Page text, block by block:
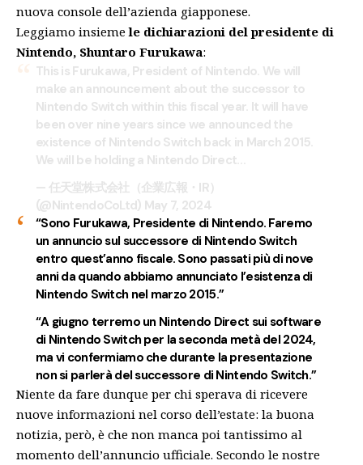
nuova console dell’azienda giapponese.
Leggiamo insiemele dichiarazioni del presidente di
Nintendo, Shuntaro Furukawa:
This is Furukawa, President of Nintendo. We will
make an announcement about the successor to
Nintendo Switch within this fiscal year. It will have
been over nine years since we announced the
existence of Nintendo Switch back in March 2015.
We will be holding a Nintendo Direct…
— 任天堂株式会社（企業広報・IR）
(@NintendoCoLtd) May 7, 2024
“Sono Furukawa, Presidente di Nintendo. Faremo
un annuncio sul successore di Nintendo Switch
entro quest’anno fiscale. Sono passati più di nove
anni da quando abbiamo annunciato l’esistenza di
Nintendo Switch nel marzo 2015.”
“A giugno terremo un Nintendo Direct sui software
di Nintendo Switch per la seconda metà del 2024,
ma vi confermiamo che durante la presentazione
non si parlerà del successore di Nintendo Switch.”
Niente da fare dunque per chi sperava di ricevere
nuove informazioni nel corso dell’estate: la buona
notizia, però, è che non manca poi tantissimo al
momento dell’annuncio ufficiale. Secondo le nostre